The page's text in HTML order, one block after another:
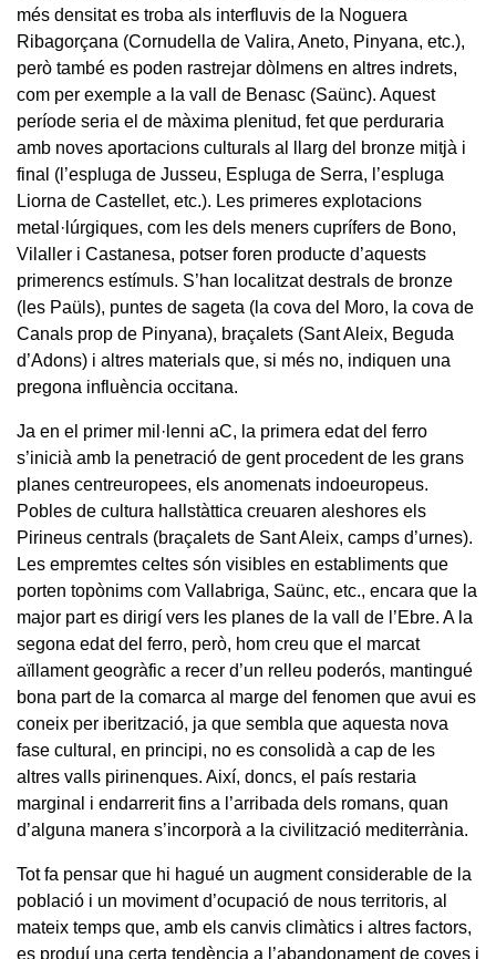
més densitat es troba als interfluvis de la Noguera
Ribagorçana (Cornudella de Valira, Aneto, Pinyana, etc.),
però també es poden rastrejar dòlmens en altres indrets,
com per exemple a la vall de Benasc (Saünc). Aquest
període seria el de màxima plenitud, fet que perduraria
amb noves aportacions culturals al llarg del bronze mitjà i
final (l’espluga de Jusseu, Espluga de Serra, l’espluga
Liorna de Castellet, etc.). Les primeres explotacions
metal·lúrgiques, com les dels meners cuprífers de Bono,
Vilaller i Castanesa, potser foren producte d’aquests
primerencs estímuls. S’han localitzat destrals de bronze
(les Paüls), puntes de sageta (la cova del Moro, la cova de
Canals prop de Pinyana), braçalets (Sant Aleix, Beguda
d’Adons) i altres materials que, si més no, indiquen una
pregona influència occitana.
Ja en el primer mil·lenni aC, la primera edat del ferro
s’inicià amb la penetració de gent procedent de les grans
planes centreuropees, els anomenats indoeuropeus.
Pobles de cultura hallstàttica creuaren aleshores els
Pirineus centrals (braçalets de Sant Aleix, camps d’urnes).
Les empremtes celtes són visibles en establiments que
porten topònims com Vallabriga, Saünc, etc., encara que la
major part es dirigí vers les planes de la vall de l’Ebre. A la
segona edat del ferro, però, hom creu que el marcat
aïllament geogràfic a recer d’un relleu poderós, mantingué
bona part de la comarca al marge del fenomen que avui es
coneix per iberització, ja que sembla que aquesta nova
fase cultural, en principi, no es consolidà a cap de les
altres valls pirinenques. Així, doncs, el país restaria
marginal i endarrerit fins a l’arribada dels romans, quan
d’alguna manera s’incorporà a la civilització mediterrània.
Tot fa pensar que hi hagué un augment considerable de la
població i un moviment d’ocupació de nous territoris, al
mateix temps que, amb els canvis climàtics i altres factors,
es produí una certa tendència a l’abandonament de coves i